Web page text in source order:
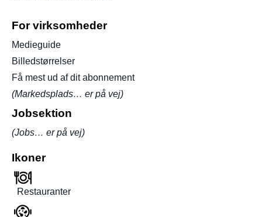
For virksomheder
Medieguide
Billedstørrelser
Få mest ud af dit abonnement
(Markedsplads… er på vej)
Jobsektion
(Jobs… er på vej)
Ikoner
Restauranter